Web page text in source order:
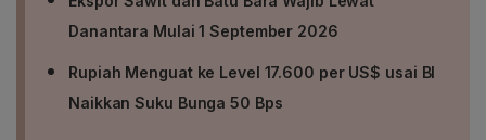
Danantara Mulai 1 September 2026
Rupiah Menguat ke Level 17.600 per US$ usai BI
Naikkan Suku Bunga 50 Bps